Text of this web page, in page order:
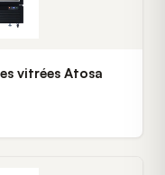
vitrées Atosa